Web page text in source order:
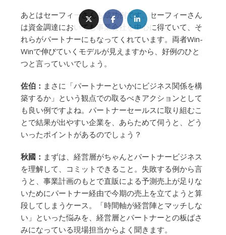
あとはセーフィーさんも成功例です。セーフィーさん
は資金調達においても事業会社を中心に得ていて、そ
れらがパートナーにもなってくれています。両者Win-
Winで伸びていくモデルが見えますから、好例のひと
つと言っていいでしょう。
佐伯： まさに「パートナーといかにビジネス関係を構
築するか」という観点での取るべきアクションとして
も良い例ですよね。パートナーセールスに取り組むこ
とで結果が出やすい企業を、あらためて伺うと、どう
いったポイントがあるのでしょう？
秋國： まずは、経営層がちゃんとパートナービジネス
を理解して、コミットできること。失敗する例から言
うと、事業計画のもとで直販による予測売上が足りな
いためにパートナー経由で今期の売上を立てようと算
段してしまうケース。「時間軸が経営陣とマッチしな
い」といった悩みを、経営層とパートナーとの板ばさ
みになっている現場担当からよく聞きます。